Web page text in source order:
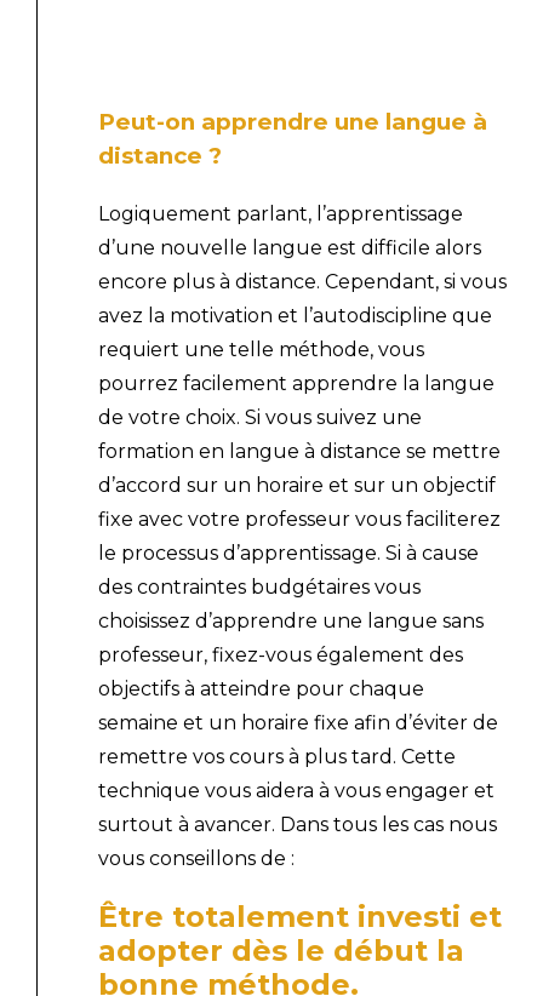
Peut-on apprendre une langue à
distance ?
Logiquement parlant, l’apprentissage
d’une nouvelle langue est difficile alors
encore plus à distance. Cependant, si vous
avez la motivation et l’autodiscipline que
requiert une telle méthode, vous
pourrez facilement apprendre la langue
de votre choix. Si vous suivez une
formation en langue à distance se mettre
d’accord sur un horaire et sur un objectif
fixe avec votre professeur vous faciliterez
le processus d’apprentissage. Si à cause
des contraintes budgétaires vous
choisissez d’apprendre une langue sans
professeur, fixez-vous également des
objectifs à atteindre pour chaque
semaine et un horaire fixe afin d’éviter de
remettre vos cours à plus tard. Cette
technique vous aidera à vous engager et
surtout à avancer. Dans tous les cas nous
vous conseillons de :
Être totalement investi et
adopter dès le début la
bonne méthode.